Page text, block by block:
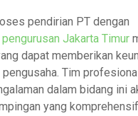
pendirian PT dengan
pengurusan Jakarta Timur
dapat memberikan
Tim
dalam bidang ini
yang